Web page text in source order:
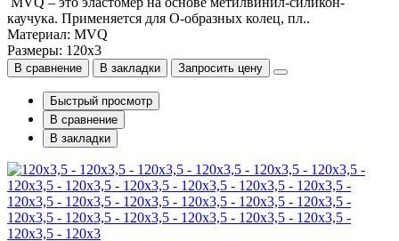
каучука. Применяется для О-образных колец, пл..
Материал: MVQ
Размеры: 120x3
В сравнение В закладки Запросить цену
Быстрый просмотр
В сравнение
В закладки